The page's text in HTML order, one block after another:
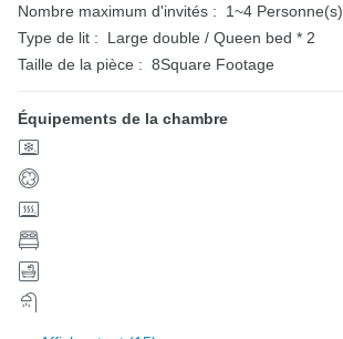
Nombre maximum d'invités :
1~4 Personne(s)
Type de lit :
Large double / Queen bed * 2
Taille de la pièce : 8Square Footage
Équipements de la chambre